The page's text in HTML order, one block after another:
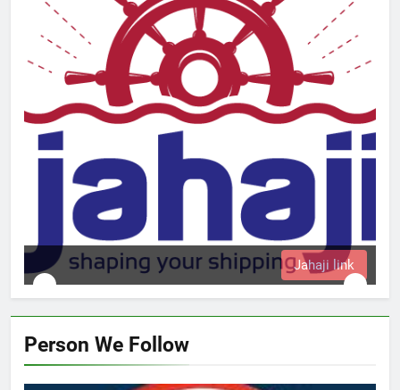
Jahaji link
Person We Follow